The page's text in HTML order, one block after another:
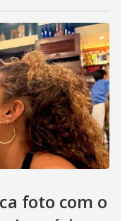
foto com o